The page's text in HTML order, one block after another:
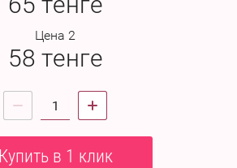
Цена 2
58 тенге
Купить в 1 клик